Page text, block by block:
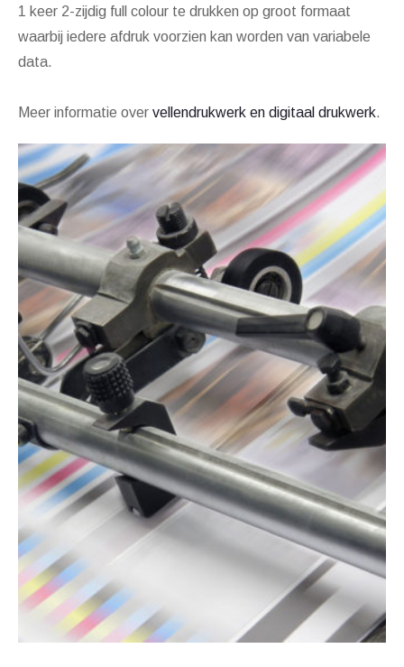
1 keer 2-zijdig full colour te drukken op groot formaat
waarbij iedere afdruk voorzien kan worden van variabele
data.
Meer informatie over vellendrukwerk en digitaal drukwerk.